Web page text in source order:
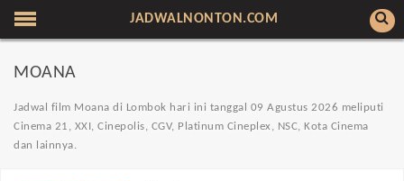
JADWALNONTON.COM
MOANA
Jadwal film Moana di Lombok hari ini tanggal 09 Agustus 2026 meliputi
Cinema 21, XXI, Cinepolis, CGV, Platinum Cineplex, NSC, Kota Cinema
dan lainnya.